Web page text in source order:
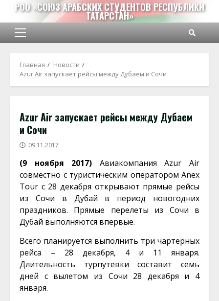
Перейти
содержимому
РОО «СОЮЗ АРАБСКИХ СТУДЕНТОВ РЕСПУБЛИКИ
ТАТАРСТАН»
Основное
Главная
Новости
Azur Air запускает рейсы между Дубаем и Сочи
Azur Air запускает рейсы между Дубаем
и Сочи
09.11.2017
(9 ноября 2017) Авиакомпания Azur Air
совместно с туристическим оператором Anex
Tour с 28 декабря открывают прямые рейсы
из Сочи в Дубай в период новогодних
праздников. Прямые перелеты из Сочи в
Дубай выполняются впервые.
Всего планируется выполнить три чартерных
рейса – 28 декабря, 4 и 11 января.
Длительность турпутевки составит семь
дней с вылетом из Сочи 28 декабря и 4
января.